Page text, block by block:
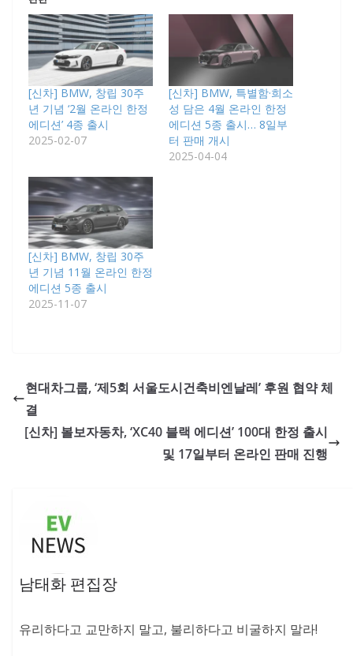
[신차] BMW, 창립 30주
년 기념 ‘2월 온라인 한정
에디션’ 4종 출시
2025-02-07
[신차] BMW, 특별함·희소
성 담은 4월 온라인 한정
에디션 5종 출시… 8일부
터 판매 개시
2025-04-04
[신차] BMW, 창립 30주
년 기념 11월 온라인 한정
에디션 5종 출시
2025-11-07
현대차그룹, ‘제5회 서울도시건축비엔날레’ 후원 협약 체
결
[신차] 볼보자동차, ‘XC40 블랙 에디션’ 100대 한정 출시
및 17일부터 온라인 판매 진행
남태화 편집장
유리하다고 교만하지 말고, 불리하다고 비굴하지 말라!